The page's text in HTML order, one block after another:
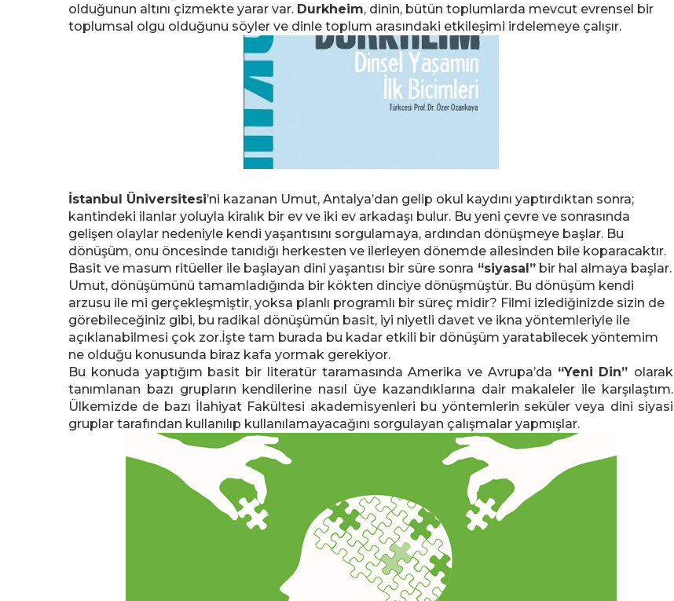
olduğunun altını çizmekte yarar var. Durkheim, dinin, bütün toplumlarda mevcut evrensel bir
toplumsal olgu olduğunu söyler ve dinle toplum arasındaki etkileşimi irdelemeye çalışır.
İstanbul Üniversitesi’ni kazanan Umut, Antalya’dan gelip okul kaydını yaptırdıktan sonra;
kantindeki ilanlar yoluyla kiralık bir ev ve iki ev arkadaşı bulur. Bu yeni çevre ve sonrasında
gelişen olaylar nedeniyle kendi yaşantısını sorgulamaya, ardından dönüşmeye başlar. Bu
dönüşüm, onu öncesinde tanıdığı herkesten ve ilerleyen dönemde ailesinden bile koparacaktır.
Basit ve masum ritüeller ile başlayan dini yaşantısı bir süre sonra “siyasal” bir hal almaya başlar.
Umut, dönüşümünü tamamladığında bir kökten dinciye dönüşmüştür. Bu dönüşüm kendi
arzusu ile mi gerçekleşmiştir, yoksa planlı programlı bir süreç midir? Filmi izlediğinizde sizin de
görebileceğiniz gibi, bu radikal dönüşümün basit, iyi niyetli davet ve ikna yöntemleriyle ile
açıklanabilmesi çok zor.İşte tam burada bu kadar etkili bir dönüşüm yaratabilecek yöntemim
ne olduğu konusunda biraz kafa yormak gerekiyor.
Bu konuda yaptığım basit bir literatür taramasında Amerika ve Avrupa’da “Yeni Din” olarak
tanımlanan bazı grupların kendilerine nasıl üye kazandıklarına dair makaleler ile karşılaştım.
Ülkemizde de bazı İlahiyat Fakültesi akademisyenleri bu yöntemlerin seküler veya dini siyasi
gruplar tarafından kullanılıp kullanılamayacağını sorgulayan çalışmalar yapmışlar.